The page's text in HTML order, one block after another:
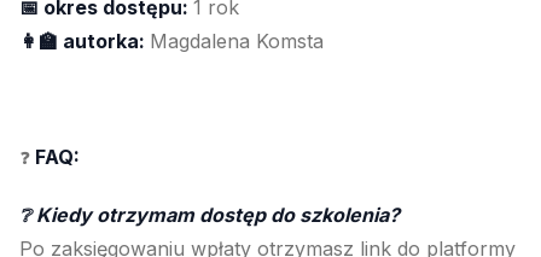
📅 okres dostępu: 1 rok
👩‍🏫 autorka: Magdalena Komsta
❓ FAQ:
❔ Kiedy otrzymam dostęp do szkolenia?
Po zaksięgowaniu wpłaty otrzymasz link do platformy